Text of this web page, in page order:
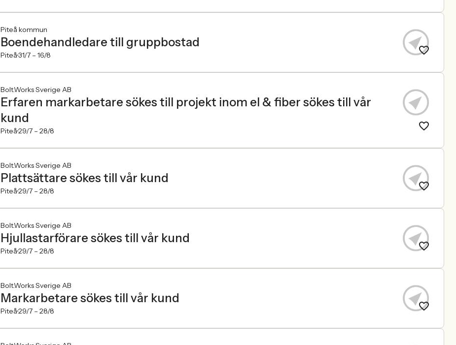
Piteå kommun
Boendehandledare till gruppbostad
Piteå31/7 – 16/8
Bolt.Works Sverige AB
Erfaren markarbetare sökes till projekt inom el & fiber sökes till vår
kund
Piteå29/7 – 28/8
Bolt.Works Sverige AB
Plattsättare sökes till vår kund
Piteå29/7 – 28/8
Bolt.Works Sverige AB
Hjullastarförare sökes till vår kund
Piteå29/7 – 28/8
Bolt.Works Sverige AB
Markarbetare sökes till vår kund
Piteå29/7 – 28/8